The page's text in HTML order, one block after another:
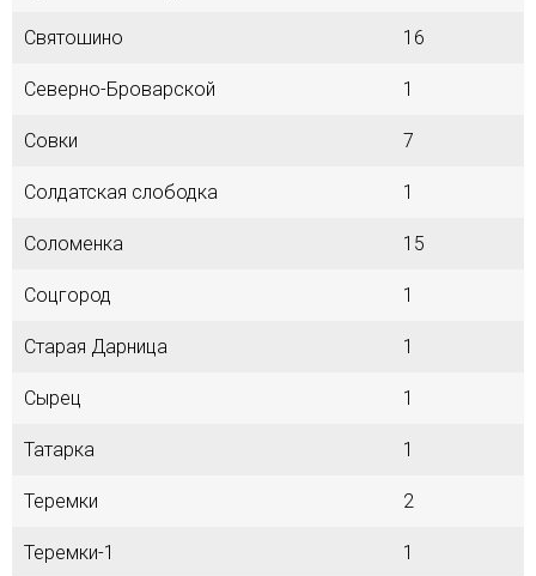
Святошино 16
Северно-Броварской 1
Совки 7
Солдатская слободка 1
Соломенка 15
Соцгород 1
Старая Дарница 1
Сырец 1
Татарка 1
Теремки 2
Теремки-1 1